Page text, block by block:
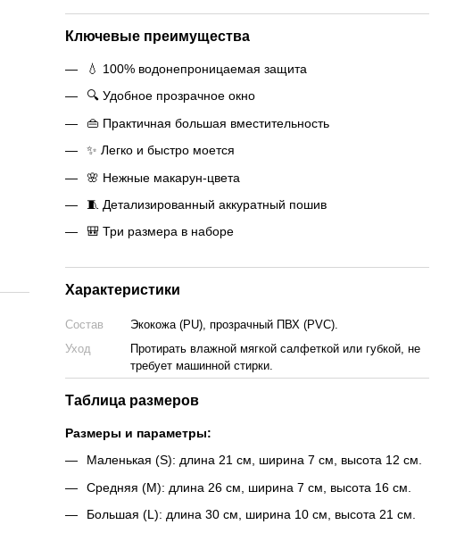
Ключевые преимущества
💧 100% водонепроницаемая защита
🔍 Удобное прозрачное окно
👜 Практичная большая вместительность
✨ Легко и быстро моется
🌸 Нежные макарун-цвета
🧵 Детализированный аккуратный пошив
🎒 Три размера в наборе
Характеристики
Состав
Экокожа (PU), прозрачный ПВХ (PVC).
Уход
Протирать влажной мягкой салфеткой или губкой, не
требует машинной стирки.
Таблица размеров
Размеры и параметры:
Маленькая (S): длина 21 см, ширина 7 см, высота 12 см.
Средняя (M): длина 26 см, ширина 7 см, высота 16 см.
Большая (L): длина 30 см, ширина 10 см, высота 21 см.